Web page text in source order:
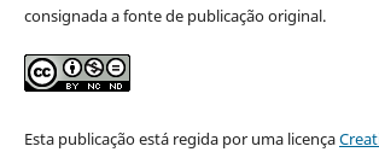
consignada a fonte de publicação original.
Esta publicação está regida por uma licença